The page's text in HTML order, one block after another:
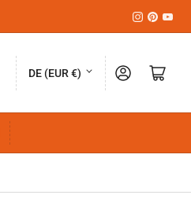
Instagram
Pinterest
L
n
R
DE (EUR €) AnmeldenMini-Warenkorb öffnen